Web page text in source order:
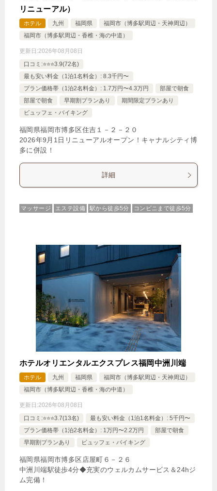
リニューアル）
ホテル 九州 福岡県
福岡市（博多駅周辺・天神周辺）
福岡市（博多駅周辺・香椎・海の中道）
更新日:2026年08月08日
口コミ:⭐️⭐️⭐️3.9(72名)
最も安い料金（1泊1名料金）: 8.3千円〜
プラン価格帯（1泊2名料金）: 1.7万円〜4.3万円
部屋で朝食
部屋で朝食
早期割プランあり
期間限定プランあり
ビュッフェ・バイキング
福岡県福岡市博多区住吉１－２－２０
2026年9月1日リニューアルオープン！キャナルシティ博
多に併設！
詳細
マッサージ エステ設備 駅から徒歩5分 コンビニまで徒歩5分
ホテルオリエンタルエクスプレス福岡中洲川端
ホテル 九州 福岡県
福岡市（博多駅周辺・天神周辺）
福岡市（博多駅周辺・香椎・海の中道）
更新日:2026年08月08日
口コミ:⭐️⭐️⭐️3.7(13名)
最も安い料金（1泊1名料金）: 5千円〜
プラン価格帯（1泊2名料金）: 1万円〜2.2万円
部屋で朝食
早期割プランあり
ビュッフェ・バイキング
福岡県福岡市博多区店屋町６－２６
中洲川端駅徒歩4分◆充実のウェルカムサービス＆24hジ
ム完備！